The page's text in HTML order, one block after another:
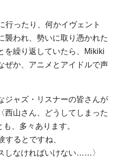
行ったり、何かイヴェント
襲われ、勢いに取り憑かれた
を繰り返していたら、Mikiki
ぜか、アニメとアイドルで声
ジャズ・リスナーの皆さんが
西山さん、どうしてしまった
、多々あります。
するとですね、
しなければいけない……〉